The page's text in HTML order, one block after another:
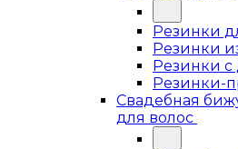
Резинки
Резинки
Резинки с
Резинки-
Свадебная
для волос